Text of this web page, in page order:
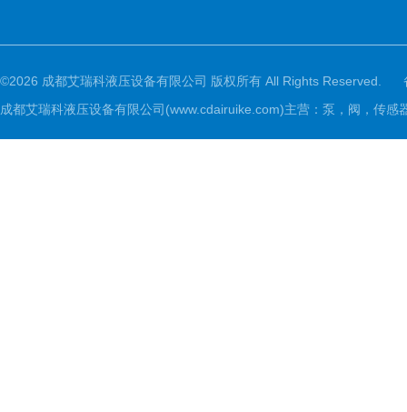
©2026 成都艾瑞科液压设备有限公司 版权所有 All Rights Reserved.
成都艾瑞科液压设备有限公司(www.cdairuike.com)主营：泵，阀，传